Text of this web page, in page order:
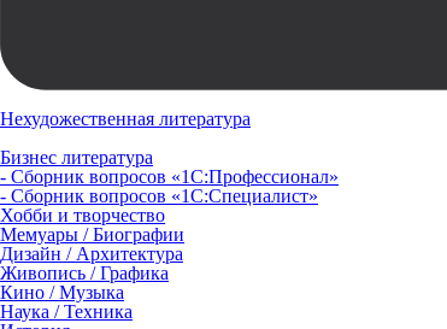
Нехудожественная литература
Бизнес литература
- Сборник вопросов «1С:Профессионал»
- Сборник вопросов «1С:Специалист»
Хобби и творчество
Мемуары / Биографии
Дизайн / Архитектура
Живопись / Графика
Кино / Музыка
Наука / Техника